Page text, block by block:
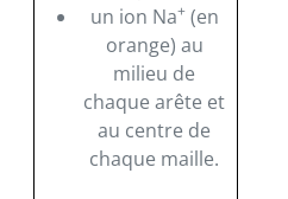
un ion Na+(en
orange) au
milieu de
chaque arête et
au centre de
chaque maille.